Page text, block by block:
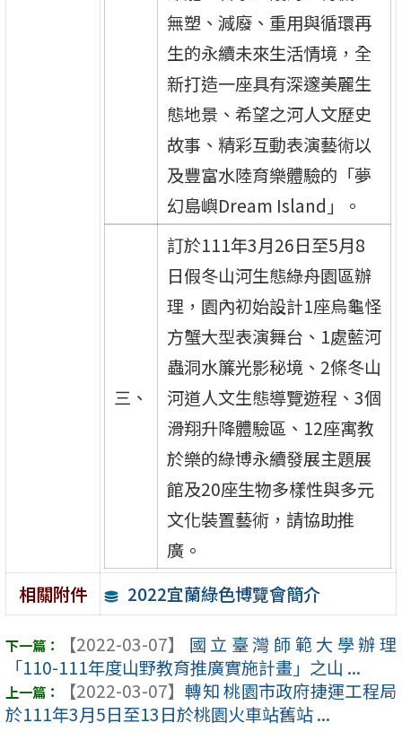
無塑、減廢、重用與循環再
生的永續未來生活情境，全
新打造一座具有深邃美麗生
態地景、希望之河人文歷史
故事、精彩互動表演藝術以
及豐富水陸育樂體驗的「夢
幻島嶼Dream Island」。
三、
訂於111年3月26日至5月8
日假冬山河生態綠舟園區辦
理，園內初始設計1座烏龜怪
方蟹大型表演舞台、1處藍河
蟲洞水簾光影秘境、2條冬山
河道人文生態導覽遊程、3個
滑翔升降體驗區、12座寓教
於樂的綠博永續發展主題展
館及20座生物多樣性與多元
文化裝置藝術，請協助推
廣。
相關附件
2022宜蘭綠色博覽會簡介
【2022-03-07】
國立臺灣師範大學辦理
「110-111年度山野教育推廣實施計畫」之山 ...
【2022-03-07】 轉知 桃園市政府捷運工程局
於111年3月5日至13日於桃園火車站舊站 ...